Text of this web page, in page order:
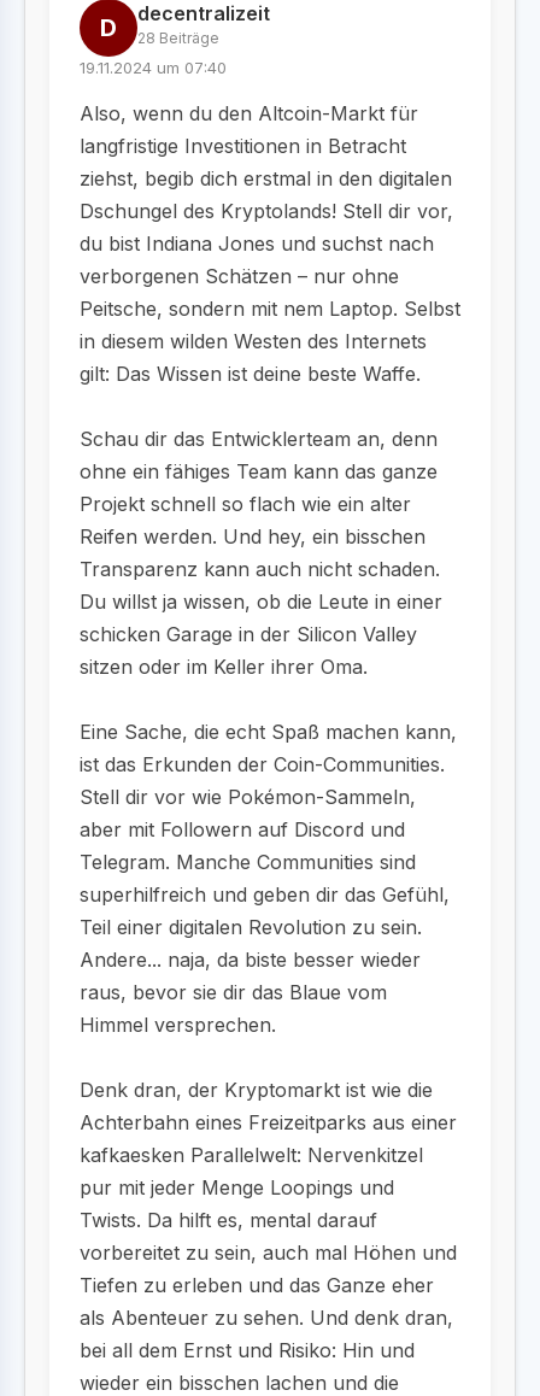
D decentralizeit
28 Beiträge
19.11.2024 um 07:40
Also, wenn du den Altcoin-Markt für
langfristige Investitionen in Betracht
ziehst, begib dich erstmal in den digitalen
Dschungel des Kryptolands! Stell dir vor,
du bist Indiana Jones und suchst nach
verborgenen Schätzen – nur ohne
Peitsche, sondern mit nem Laptop. Selbst
in diesem wilden Westen des Internets
gilt: Das Wissen ist deine beste Waffe.
Schau dir das Entwicklerteam an, denn
ohne ein fähiges Team kann das ganze
Projekt schnell so flach wie ein alter
Reifen werden. Und hey, ein bisschen
Transparenz kann auch nicht schaden.
Du willst ja wissen, ob die Leute in einer
schicken Garage in der Silicon Valley
sitzen oder im Keller ihrer Oma.
Eine Sache, die echt Spaß machen kann,
ist das Erkunden der Coin-Communities.
Stell dir vor wie Pokémon-Sammeln,
aber mit Followern auf Discord und
Telegram. Manche Communities sind
superhilfreich und geben dir das Gefühl,
Teil einer digitalen Revolution zu sein.
Andere... naja, da biste besser wieder
raus, bevor sie dir das Blaue vom
Himmel versprechen.
Denk dran, der Kryptomarkt ist wie die
Achterbahn eines Freizeitparks aus einer
kafkaesken Parallelwelt: Nervenkitzel
pur mit jeder Menge Loopings und
Twists. Da hilft es, mental darauf
vorbereitet zu sein, auch mal Höhen und
Tiefen zu erleben und das Ganze eher
als Abenteuer zu sehen. Und denk dran,
bei all dem Ernst und Risiko: Hin und
wieder ein bisschen lachen und die